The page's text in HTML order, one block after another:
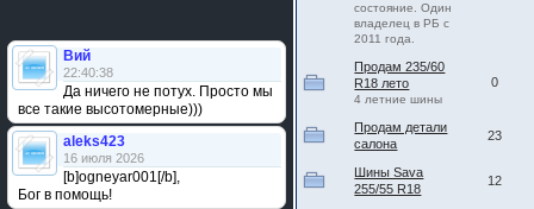
Вий
22:40:38
Да ничего не потух. Просто мы
все такие высотомерные)))
aleks423
16 июля 2026
[b]ogneyar001[/b],
Бог в помощь!
состояние. Один
владелец в РБ с
2011 года.
Продам 235/60
R18 лето
4 летние шины
0
Продам детали
салона
23
Шины Sava
255/55 R18
12